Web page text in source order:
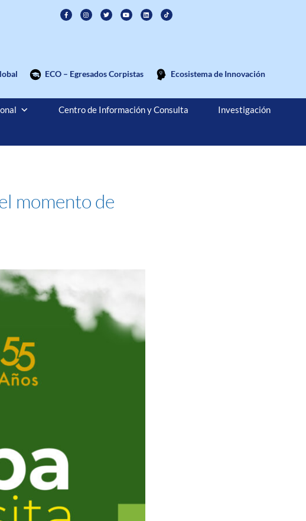
ECO – Egresados Corpistas Ecosistema de Innovación
Centro de Información y Consulta Investigación
momento de